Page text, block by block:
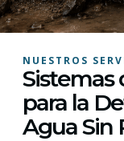
NUESTROS
Sistemas
para la
Agua Sin